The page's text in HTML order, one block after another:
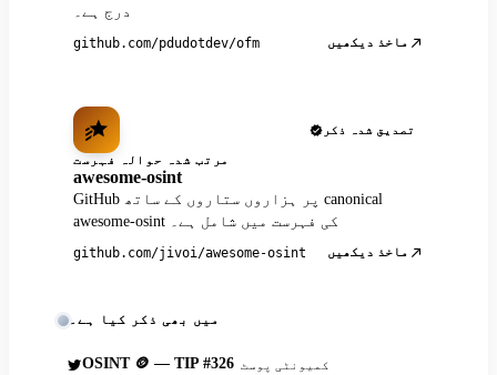
درج ہے۔
github.com/pdudotdev/ofm ماخذ دیکھیں
تصدیق شدہ ذکر
مرتب شدہ حوالہ فہرست
awesome-osint
GitHub پر ہزاروں ستاروں کے ساتھ canonical
awesome-osint کی فہرست میں شامل ہے۔
github.com/jivoi/awesome-osint ماخذ دیکھیں
میں بھی ذکر کیا ہے۔
OSINT 🪙 — TIP #326 کمیونٹی پوسٹ